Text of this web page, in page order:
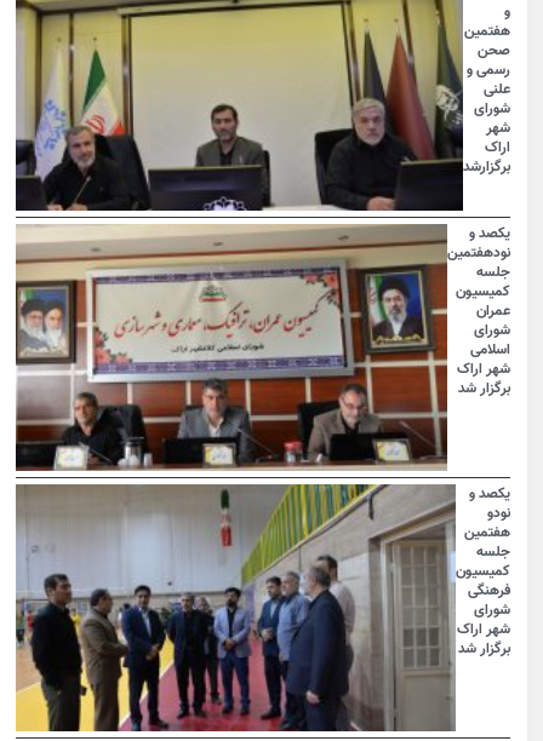
هفتمین
صحن
رسمی و
علنی
شورای
شهر
اراک
برگزارشد
یکصد و
نودهفتمین
جلسه
کمیسیون
عمران
شورای
اسلامی
شهر اراک
برگزار شد
یکصد و
نودو
هفتمین
جلسه
کمیسیون
فرهنگی
شورای
شهر اراک
برگزار شد